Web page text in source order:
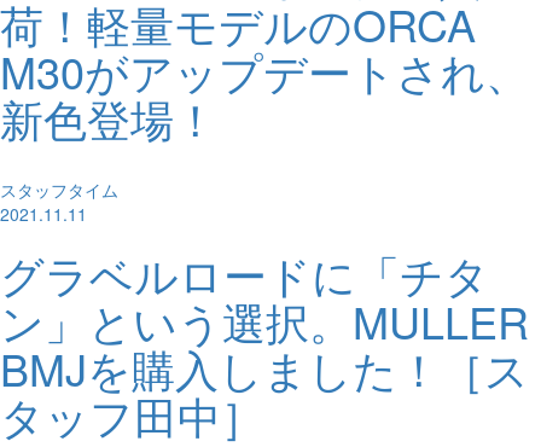
荷！軽量モデルのORCA
M30がアップデートされ、
新色登場！
スタッフタイム
2021.11.11
グラベルロードに「チタ
ン」という選択。MULLER
BMJを購入しました！［ス
タッフ田中］